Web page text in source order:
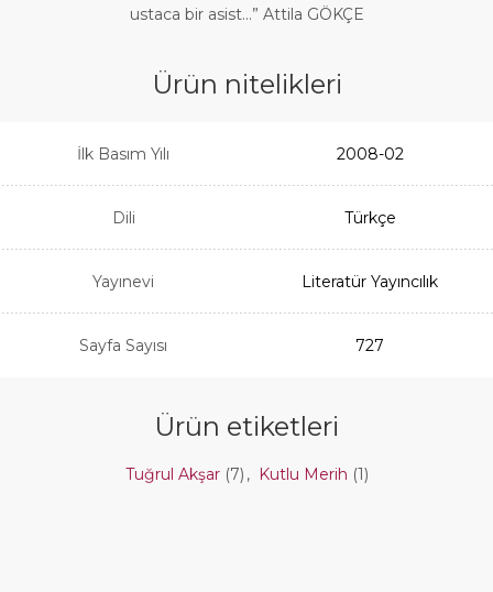
ustaca bir asist...” Attila GÖKÇE
Ürün nitelikleri
İlk Basım Yılı 2008-02
Dili Türkçe
Yayınevi Literatür Yayıncılık
Sayfa Sayısı 727
Ürün etiketleri
Tuğrul Akşar (7) , Kutlu Merih (1)